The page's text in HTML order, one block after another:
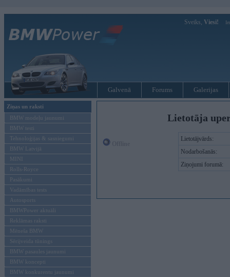
Sveiks, Viesi!
Galvenā Forums Galerijas
Ziņas un raksti
BMW modeļu jaunumi
BMW testi
Tehnoloģijas & sasniegumi
BMW Latvijā
MINI
Rolls-Royce
Pasākumi
Vadāmības tests
Autosports
BMWPower aktuāli
Reklāmas raksti
Mēneša BMW
Sērijveida tūnings
BMW pasaules jaunumi
BMW koncepti
BMW konkurentu jaunumi
Lietotāja
Lietotājvārds:
Nodarbošanās:
Ziņojumi forumā: